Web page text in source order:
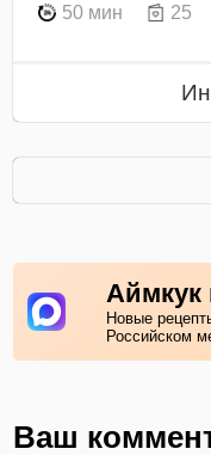
50 мин 25
Аймкук
Новые
Российском
Ваш